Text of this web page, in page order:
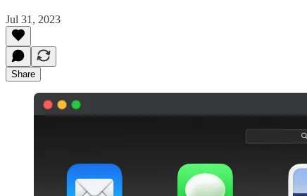
Jul 31, 2023
Share